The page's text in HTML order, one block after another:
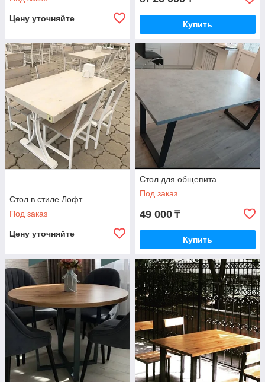
Цену уточняйте
Купить
Стол в стиле Лофт
Под заказ
Цену уточняйте
Стол для общепита
Под заказ
49 000 ₸
Купить